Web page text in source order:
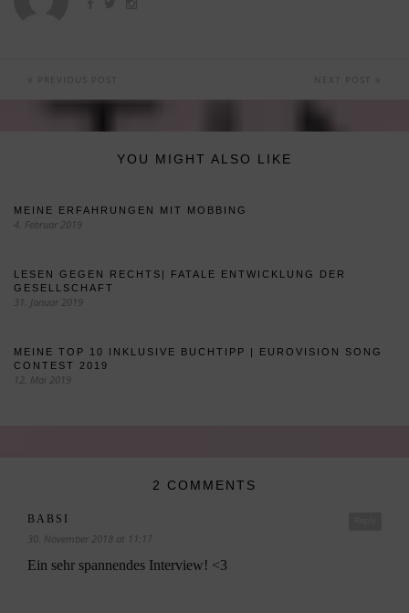
PREVIOUS POST NEXT POST
YOU MIGHT ALSO LIKE
MEINE ERFAHRUNGEN MIT MOBBING
4. Februar 2019
LESEN GEGEN RECHTS| FATALE ENTWICKLUNG DER
GESELLSCHAFT
31. Januar 2019
MEINE TOP 10 INKLUSIVE BUCHTIPP | EUROVISION SONG
CONTEST 2019
12. Mai 2019
2 COMMENTS
BABSI
30. November 2018 at 11:17
Ein sehr spannendes Interview! <3